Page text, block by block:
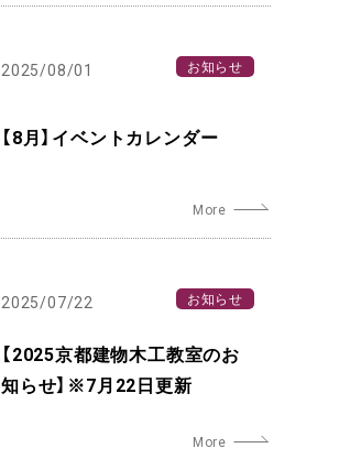
2025/08/01 お知らせ
【8月】イベントカレンダー
2025/07/22 お知らせ
【2025京都建物木工教室のお
知らせ】※7月22日更新